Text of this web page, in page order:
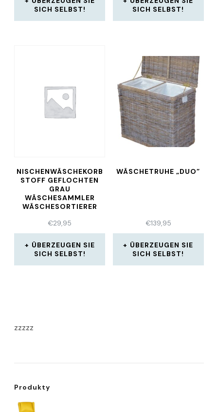
SICH SELBST!
SICH SELBST!
NISCHENWÄSCHEKORB
STOFF GEFLOCHTEN
GRAU
WÄSCHESAMMLER
WÄSCHESORTIERER
€29,95
ÜBERZEUGEN SIE
SICH SELBST!
WÄSCHETRUHE „DUO”
€139,95
ÜBERZEUGEN SIE
SICH SELBST!
zzzzz
Produkty